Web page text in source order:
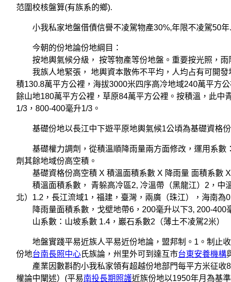
范圍校核盤算(有族系的鄉).
小我私家地盤借債信譽不凌駕物產30%,年限不凌駕50年.
今朝的份地論份地綱目：
按地輿氣候分級， 按等物產等份地盤。重要按光照，雨
我族人地緊張， 地輿資本散佈不平均，人均占有可開發
積130.8萬平方公裡，海拔3000米四序高冷地域240萬平方
餘山地180萬平方公裡，草原84萬平方公裡。按積溫，此
1/3，800-400毫升1/3。
基礎份地以長江中下遊平原地輿氣候1公頃為基礎資格份
基礎權力調劑，從積溫順降雨量兩方面修改，運用系數
劑其餘地域份高空積。
基礎資格份高空積 X 積溫面積系數 X 降雨量 面積系數 X
積溫面積系數， 青躲高冷區2, 冷溫帶（黑龍江）2，中
北）1.2，長江流域1，福建，臺灣，兩廣（珠江），海南為
降雨量面積系數，戈壁地帶6，200毫升以下3, 200-400
山系數：山坡系數 1.4，巖石系數2（薄土不凌駕2米）
地盤實踐平易近族人平易近份地論，盟邦制。1。制止收
份地台南長照中心氏族論，州里外可到達互市台東安養機構
產業因數斟酌小我私家領有超越份地部門每平方米征收
權論中闡述）(平易南投長期照護近族份地以1950年月為基準